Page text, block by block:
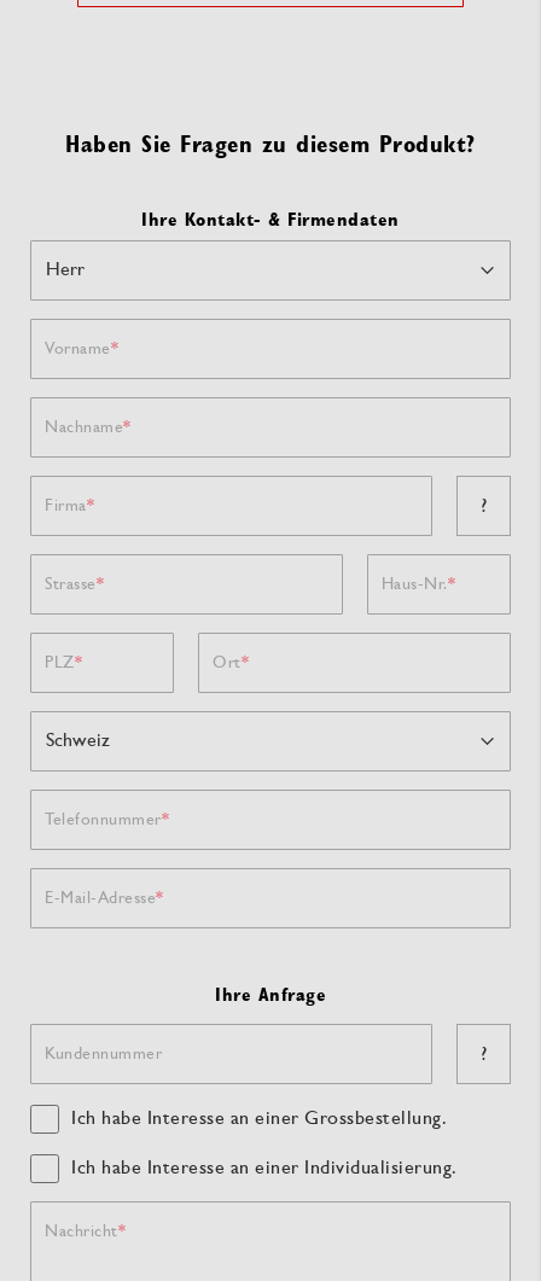
Haben Sie Fragen zu diesem Produkt?
Ihre Kontakt- & Firmendaten
Vorname
Nachname
Firma ?
Strasse Haus-Nr.
PLZ Ort
Telefonnummer
E-Mail-Adresse
Ihre Anfrage
Kundennummer ?
Ich habe Interesse an einer Grossbestellung.
Ich habe Interesse an einer Individualisierung.
Nachricht